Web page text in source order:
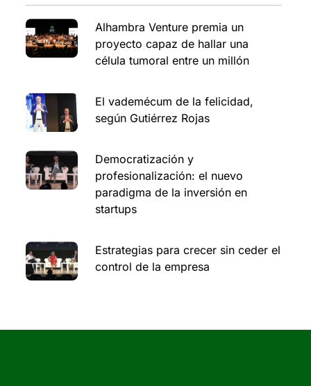
Alhambra Venture premia un
proyecto capaz de hallar una
célula tumoral entre un millón
El vademécum de la felicidad,
según Gutiérrez Rojas
Democratización y
profesionalización: el nuevo
paradigma de la inversión en
startups
Estrategias para crecer sin ceder el
control de la empresa